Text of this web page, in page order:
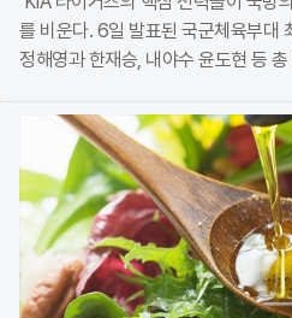
를 비운다. 6일 발표된 국군체육부대
정해영과 한재승, 내야수 윤도현 등
을 보였으나, 최종적으로 구단과